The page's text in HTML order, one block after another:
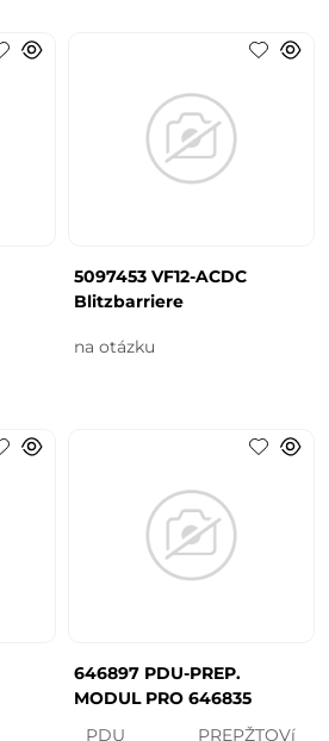
5097453 VF12-ACDC
Blitzbarriere
na otázku
646897 PDU-PREP.
MODUL PRO 646835
PDU PREPŽTOVí